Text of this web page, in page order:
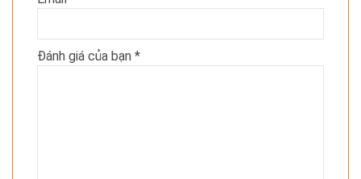
Đánh giá của bạn *